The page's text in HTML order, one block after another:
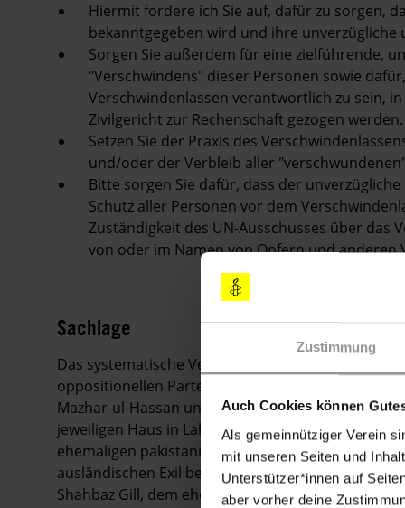
Zustimmung
Auch Cookies können
Als gemeinnütziger Verein
mit unseren Seiten und
Unterstützer*innen auf
aber vorher deine
Hiermit fordere ich Sie auf, dafür zu sorgen,
bekanntgegeben wird und ihre unverzügliche
Sorgen Sie außerdem für eine zielführende,
"Verschwindens" dieser Personen sowie
Verschwindenlassen verantwortlich zu sein,
Zivilgericht zur Rechenschaft gezogen werden.
Setzen Sie der Praxis des
und/oder der Verbleib aller
Bitte sorgen Sie dafür, dass der
Schutz aller Personen vor dem
Zuständigkeit des UN-Ausschusses über das
von oder im Namen von Opfern und anderen
Sachlage
Das systematische Verschwindenlassen von
oppositionellen Partei
Mazhar-ul-Hassan und Zahoor-ul-Hassan
jeweiligen Haus in Lahore. Beide sind Brüder von
ehemaligen pakistanischen Premierministers
ausländischen Exil befindet. Etwas später, am 8.
Shahbaz Gill, dem ehemaligen Sonderberater